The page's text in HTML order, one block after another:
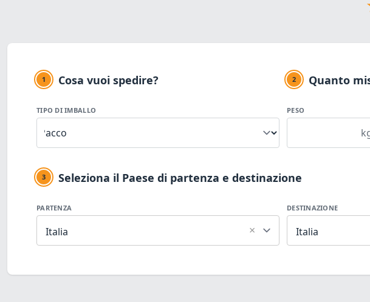
1 Cosa vuoi spedire?
TIPO DI IMBALLO
2 Quanto
PESO
3 Seleziona il Paese di partenza e destinazione
PARTENZA
Italia ×
DESTINAZIONE
Italia